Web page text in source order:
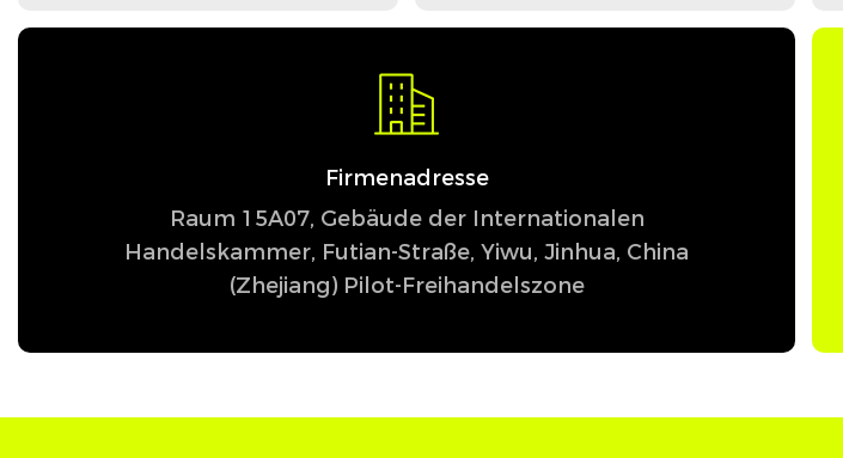
Firmenadresse
Raum 15A07, Gebäude der Internationalen
Handelskammer, Futian-Straße, Yiwu, Jinhua, China
(Zhejiang) Pilot-Freihandelszone